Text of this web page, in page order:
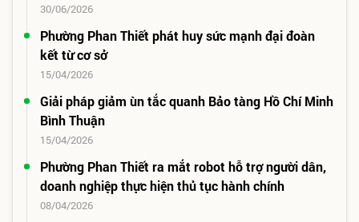
30/06/2026
Phường Phan Thiết phát huy sức mạnh đại đoàn
kết từ cơ sở
15/04/2026
Giải pháp giảm ùn tắc quanh Bảo tàng Hồ Chí Minh
Bình Thuận
15/04/2026
Phường Phan Thiết ra mắt robot hỗ trợ người dân,
doanh nghiệp thực hiện thủ tục hành chính
08/04/2026